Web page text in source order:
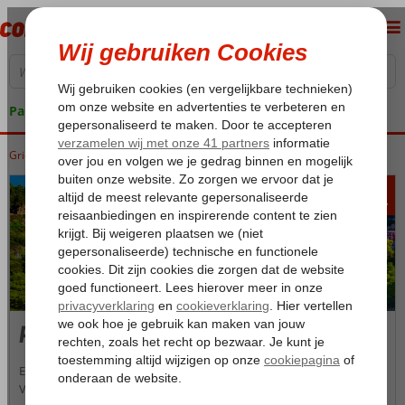
Pakketgarantie
Home
Griekenland Parga Parga Parga-Stad
p.p.
Parga-Stad
Een wirwar van smalle steegjes met trappetjes en karakteristieke
Venetiaanse huizen. Leuke kleine winkels om lekker te shoppen en